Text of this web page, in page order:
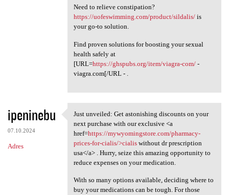
Need to relieve constipation?
https://uofeswimming.com/product/sildalis/is
your go-to solution.
Find proven solutions for boosting your sexual
health safely at
[URL=https://ghspubs.org/item/viagra-com/-
viagra.com[/URL - .
ipeninebu
07.10.2024
Adres
Just unveiled: Get
Just unveiled: Get astonishing discounts on your
next purchase with our exclusive <a
href=https://mywyomingstore.com/pharmacy-
prices-for-cialis/>cialiswithout dr prescription
usa</a> . Hurry, seize this amazing opportunity to
reduce expenses on your medication.
With so many options available, deciding where to
buy your medications can be tough. For those